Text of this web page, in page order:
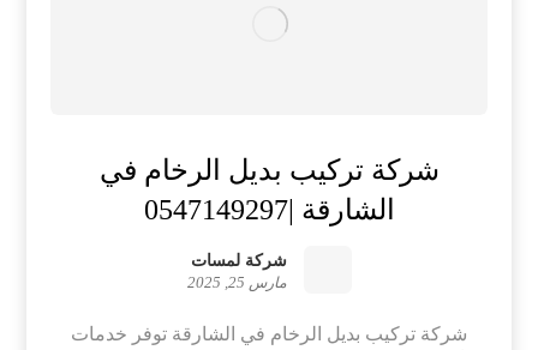
شركة تركيب بديل الرخام في
الشارقة |0547149297
شركة لمسات
مارس 25, 2025
شركة تركيب بديل الرخام في الشارقة توفر خدمات